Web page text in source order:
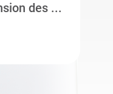
des ...